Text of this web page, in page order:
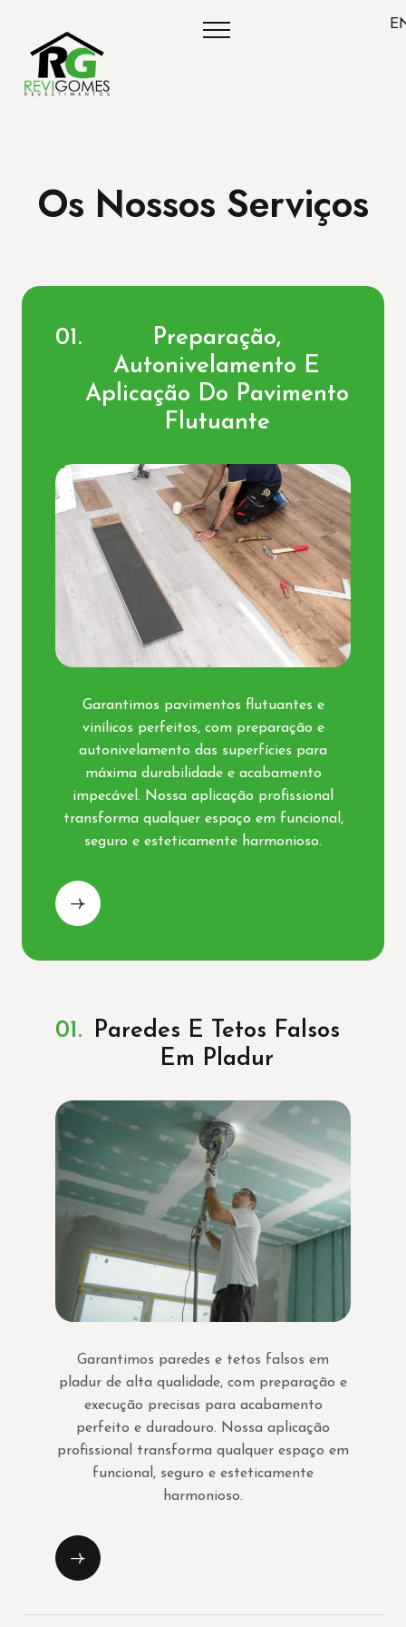
Os Nossos Serviços
Preparação,
Autonivelamento E
Aplicação Do Pavimento
Flutuante
Garantimos pavimentos flutuantes e
vinílicos perfeitos, com preparação e
autonivelamento das superfícies para
máxima durabilidade e acabamento
impecável. Nossa aplicação profissional
transforma qualquer espaço em funcional,
seguro e esteticamente harmonioso.
Paredes E Tetos Falsos
Em Pladur
Garantimos paredes e tetos falsos em
pladur de alta qualidade, com preparação e
execução precisas para acabamento
perfeito e duradouro. Nossa aplicação
profissional transforma qualquer espaço em
funcional, seguro e esteticamente
harmonioso.